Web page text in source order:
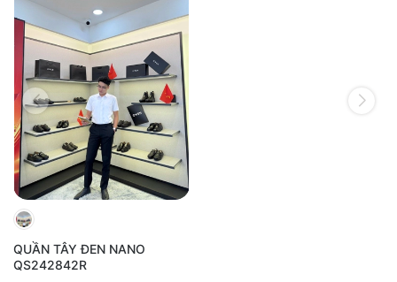
QUẦN TÂY ĐEN NANO
QS242842R